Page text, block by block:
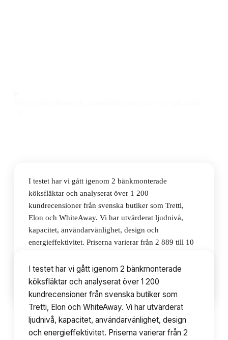
I testet har vi gått igenom 2 bänkmonterade
köksfläktar och analyserat över 1 200
kundrecensioner från svenska butiker som Tretti,
Elon och WhiteAway. Vi har utvärderat ljudnivå,
kapacitet, användarvänlighet, design och
energieffektivitet. Priserna varierar från 2 889 till 10
Innehållsförteckning
I testet har vi gått igenom 2 bänkmonterade
köksfläktar och analyserat över 1 200
kundrecensioner från svenska butiker som
Tretti, Elon och WhiteAway. Vi har utvärderat
ljudnivå, kapacitet, användarvänlighet, design
och energieffektivitet. Priserna varierar från 2